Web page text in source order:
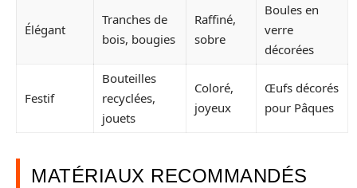
Élégant
Tranches de
bois, bougies
Raffiné,
sobre
Boules en
verre
décorées
Festif
Bouteilles
recyclées,
jouets
Coloré,
joyeux
Œufs décorés
pour Pâques
MATÉRIAUX RECOMMANDÉS